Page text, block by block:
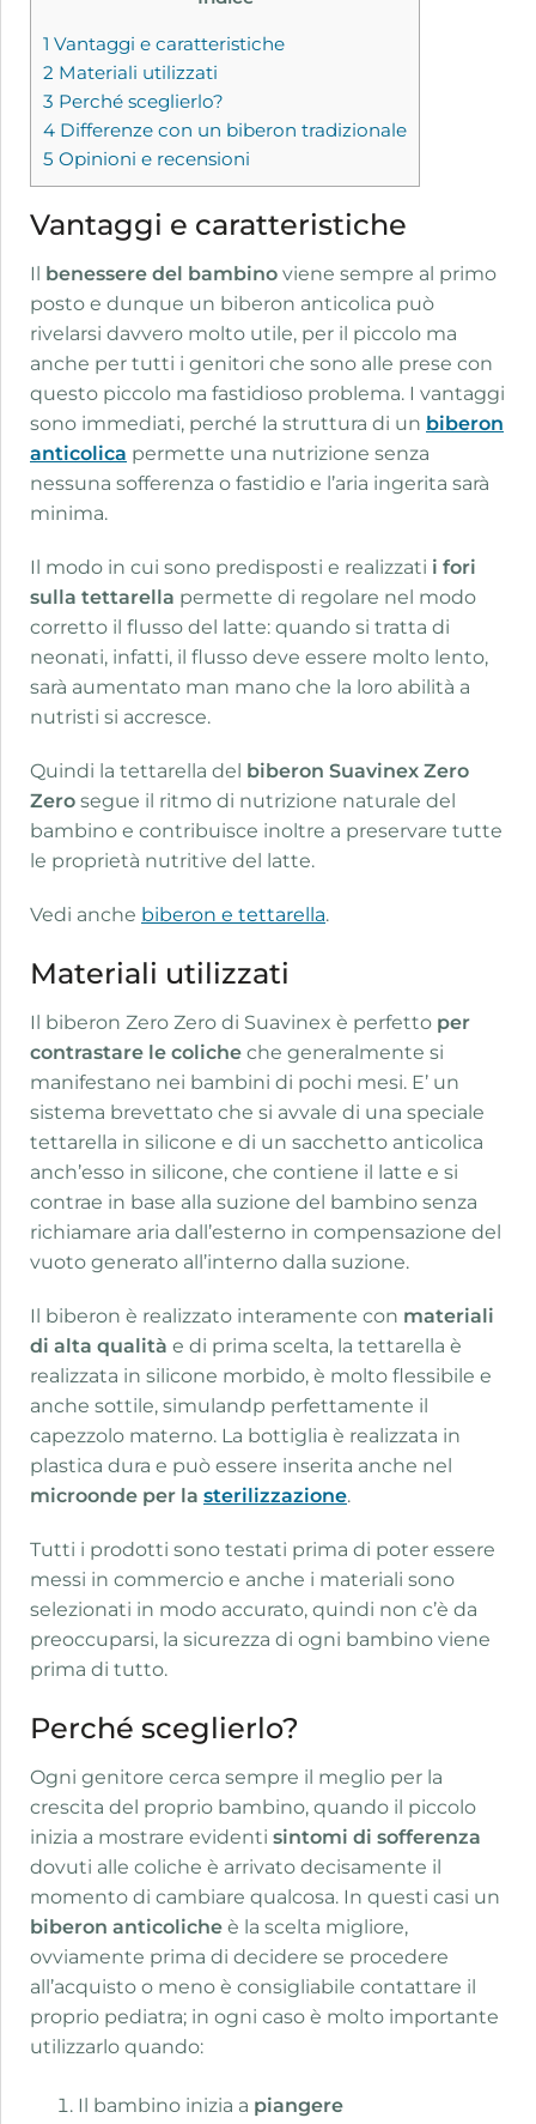
1 Vantaggi e caratteristiche
2 Materiali utilizzati
3 Perché sceglierlo?
4 Differenze con un biberon tradizionale
5 Opinioni e recensioni
Vantaggi e caratteristiche
Il benessere del bambino viene sempre al primo
posto e dunque un biberon anticolica può
rivelarsi davvero molto utile, per il piccolo ma
anche per tutti i genitori che sono alle prese con
questo piccolo ma fastidioso problema. I vantaggi
sono immediati, perché la struttura di un biberon
anticolica permette una nutrizione senza
nessuna sofferenza o fastidio e l’aria ingerita sarà
minima.
Il modo in cui sono predisposti e realizzati i fori
sulla tettarella permette di regolare nel modo
corretto il flusso del latte: quando si tratta di
neonati, infatti, il flusso deve essere molto lento,
sarà aumentato man mano che la loro abilità a
nutristi si accresce.
Quindi la tettarella del
biberon Suavinex Zero
Zero segue il ritmo di nutrizione naturale del
bambino e contribuisce inoltre a preservare tutte
le proprietà nutritive del latte.
Vedi anche biberon e tettarella.
Materiali utilizzati
Il biberon Zero Zero di Suavinex è perfetto per
contrastare le coliche che generalmente si
manifestano nei bambini di pochi mesi. E’ un
sistema brevettato che si avvale di una speciale
tettarella in silicone e di un sacchetto anticolica
anch’esso in silicone, che contiene il latte e si
contrae in base alla suzione del bambino senza
richiamare aria dall’esterno in compensazione del
vuoto generato all’interno dalla suzione.
Il biberon è realizzato interamente con materiali
di alta qualità e di prima scelta, la tettarella è
realizzata in silicone morbido, è molto flessibile e
anche sottile, simulandp perfettamente il
capezzolo materno. La bottiglia è realizzata in
plastica dura e può essere inserita anche nel
microonde per la sterilizzazione.
Tutti i prodotti sono testati prima di poter essere
messi in commercio e anche i materiali sono
selezionati in modo accurato, quindi non c’è da
preoccuparsi, la sicurezza di ogni bambino viene
prima di tutto.
Perché sceglierlo?
Ogni genitore cerca sempre il meglio per la
crescita del proprio bambino, quando il piccolo
inizia a mostrare evidenti sintomi di sofferenza
dovuti alle coliche è arrivato decisamente il
momento di cambiare qualcosa. In questi casi un
biberon anticoliche è la scelta migliore,
ovviamente prima di decidere se procedere
all’acquisto o meno è consigliabile contattare il
proprio pediatra; in ogni caso è molto importante
utilizzarlo quando:
Il bambino inizia a piangere